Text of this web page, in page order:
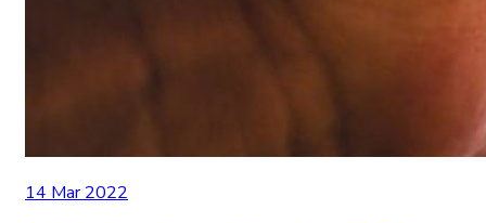
14 Mar 2022